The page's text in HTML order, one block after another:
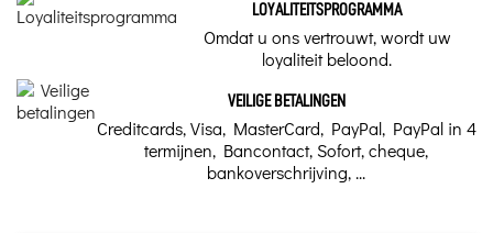
LOYALITEITSPROGRAMMA
Omdat u ons vertrouwt, wordt uw
loyaliteit beloond.
VEILIGE BETALINGEN
Creditcards, Visa, MasterCard, PayPal, PayPal in 4
termijnen, Bancontact, Sofort, cheque,
bankoverschrijving, ...